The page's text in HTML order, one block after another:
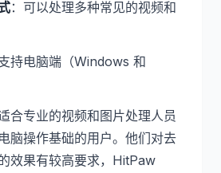
：可以处理多种常见的视频和
持电脑端（Windows 和
合专业的视频和图片处理人员
脑操作基础的用户。他们对去
效果有较高要求，HitPaw